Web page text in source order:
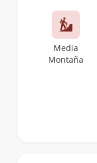
Media
Montaña